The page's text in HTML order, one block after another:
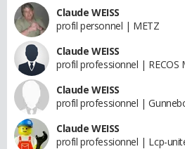
Claude WEISS
profil personnel | METZ
Claude WEISS
profil professionnel | RECOS
Claude WEISS
profil professionnel |
Claude WEISS
profil professionnel | Lcp-